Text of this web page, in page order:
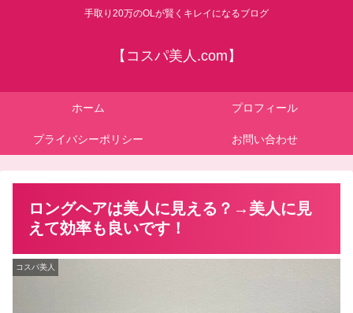
手取り20万のOLが賢くキレイになるブログ
【コスパ美人.com】
ホーム プロフィール
プライバシーポリシー お問い合わせ
ロングヘアは美人に見える？→美人に見
えて効率も良いです！
コスパ美人